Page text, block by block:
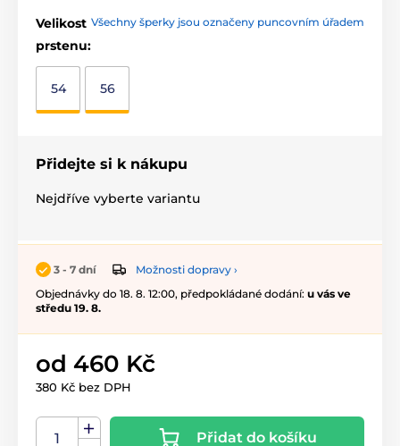
Všechny šperky jsou označeny puncovním úřadem
Velikost
prstenu:
54 56
Přidejte si k nákupu
Nejdříve vyberte variantu
3 - 7 dní
Možnosti dopravy ›
Objednávky do 18. 8. 12:00, předpokládané dodání: u vás ve
středu 19. 8.
od 460 Kč
380 Kč bez DPH
Přidat do košíku